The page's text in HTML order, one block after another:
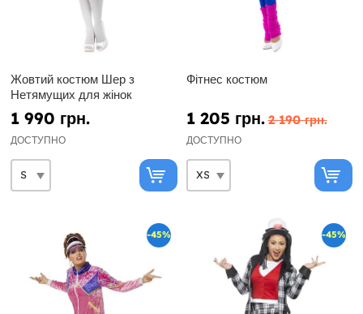
Жовтий костюм Шер з
Нетямущих для жінок
1 990 грн.
ДОСТУПНО
Фітнес костюм
1 205 грн. 2 190 грн.
ДОСТУПНО
-45% -45%